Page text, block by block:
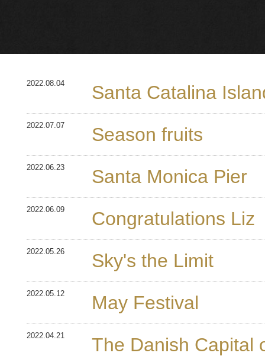
2022.08.04 Santa Catalina
2022.07.07 Season fruits
2022.06.23 Santa Monica Pier
2022.06.09 Congratulations Liz
2022.05.26 Sky's the Limit
2022.05.12 May Festival
2022.04.21 The Danish Capital